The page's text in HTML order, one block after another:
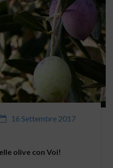
16 Settembre 2017
olive con Voi!